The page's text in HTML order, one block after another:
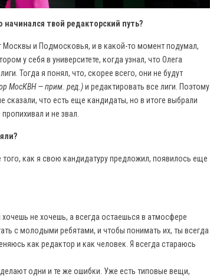
твой редакторский путь?
Москвы и Подмосковья, и в какой-то момент подумал,
у себя в университете, когда узнал, что Олега
Тогда я понял, что, скорее всего, они не будут
МосКВН — прим. ред.)и редактировать все лиги. Поэтому
что есть еще кандидаты, но в итоге выбрали
и не звал.
как я свою кандидатуру предложил, появилось еще
не хочешь, а всегда остаешься в атмосфере
с молодыми ребятами, и чтобы понимать их, ты всегда
как редактор и как человек. Я всегда стараюсь
одни и те же ошибки. Уже есть типовые вещи,